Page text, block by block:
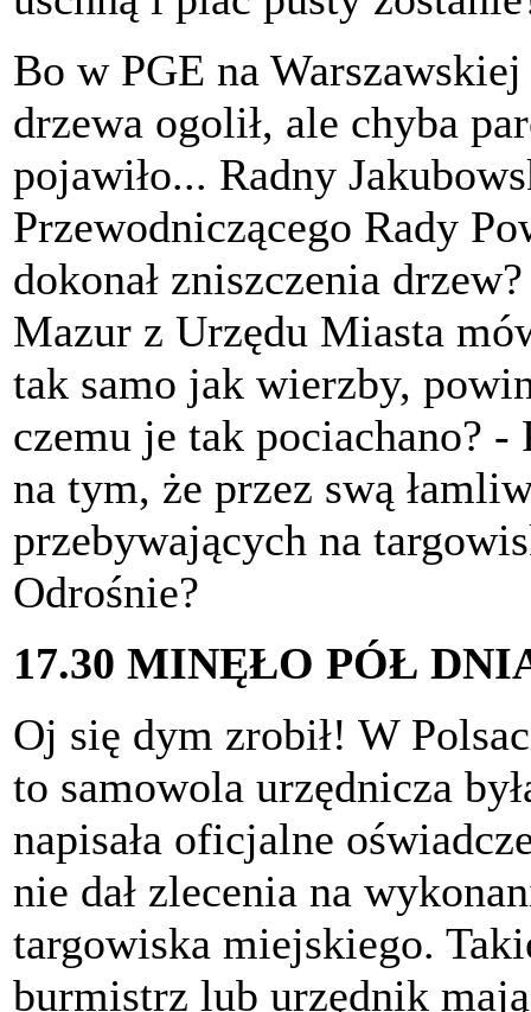
Bo w PGE na
drzewa ogolił, ale chyba
pojawiło... Radny
Przewodniczącego Rady
dokonał zniszczenia
Mazur z Urzędu Miasta
tak samo jak wierzby,
czemu je tak pociachano?
na tym, że przez swą
przebywających na
Odrośnie?
17.30 MINĘŁO PÓŁ
Oj się dym zrobił! W
to samowola urzędnicza
napisała oficjalne
nie dał zlecenia na
targowiska miejskiego.
burmistrz lub urzędnik